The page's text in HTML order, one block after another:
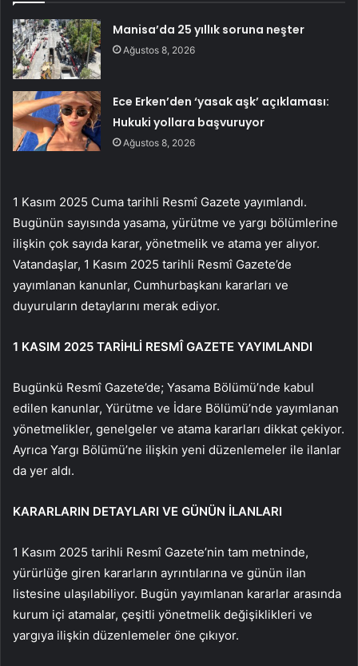
Manisa’da 25 yıllık soruna neşter
Ağustos 8, 2026
Ece Erken’den ‘yasak aşk’ açıklaması:
Hukuki yollara başvuruyor
Ağustos 8, 2026
1 Kasım 2025 Cuma tarihli Resmî Gazete yayımlandı.
Bugünün sayısında yasama, yürütme ve yargı bölümlerine
ilişkin çok sayıda karar, yönetmelik ve atama yer alıyor.
Vatandaşlar, 1 Kasım 2025 tarihli Resmî Gazete’de
yayımlanan kanunlar, Cumhurbaşkanı kararları ve
duyuruların detaylarını merak ediyor.
1 KASIM 2025 TARİHLİ RESMÎ GAZETE YAYIMLANDI
Bugünkü Resmî Gazete’de; Yasama Bölümü’nde kabul
edilen kanunlar, Yürütme ve İdare Bölümü’nde yayımlanan
yönetmelikler, genelgeler ve atama kararları dikkat çekiyor.
Ayrıca Yargı Bölümü’ne ilişkin yeni düzenlemeler ile ilanlar
da yer aldı.
KARARLARIN DETAYLARI VE GÜNÜN İLANLARI
1 Kasım 2025 tarihli Resmî Gazete’nin tam metninde,
yürürlüğe giren kararların ayrıntılarına ve günün ilan
listesine ulaşılabiliyor. Bugün yayımlanan kararlar arasında
kurum içi atamalar, çeşitli yönetmelik değişiklikleri ve
yargıya ilişkin düzenlemeler öne çıkıyor.